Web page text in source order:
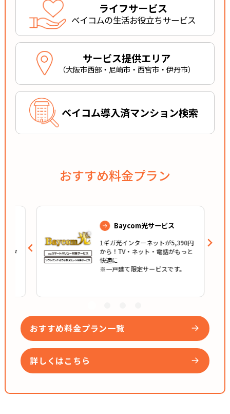
ライフサービス
ベイコムの生活お役立ちサービス
サービス提供エリア
（大阪市西部・尼崎市・西宮市・伊丹市）
ベイコム導入済マンション検索
おすすめ料金プラン
ンタ
Baycom光サービス
1ギガ光インターネットが5,390円
から！TV・ネット・電話がもっと
快適に
※一戸建て限定サービスです。
おすすめ料金プラン一覧
詳しくはこちら